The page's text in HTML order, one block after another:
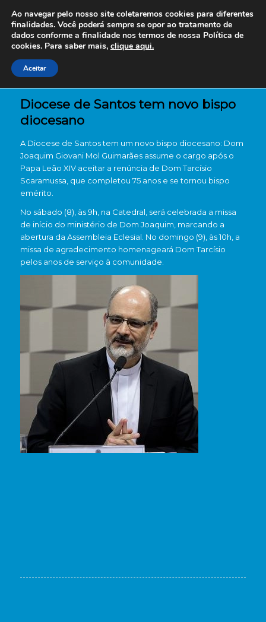
Diocese de Santos tem novo bispo
diocesano
A Diocese de Santos tem um novo bispo diocesano: Dom
Joaquim Giovani Mol Guimarães assume o cargo após o
Papa Leão XIV aceitar a renúncia de Dom Tarcísio
Scaramussa, que completou 75 anos e se tornou bispo
emérito.
No sábado (8), às 9h, na Catedral, será celebrada a missa
de início do ministério de Dom Joaquim, marcando a
abertura da Assembleia Eclesial. No domingo (9), às 10h, a
missa de agradecimento homenageará Dom Tarcísio
pelos anos de serviço à comunidade.
Ao navegar pelo nosso site coletaremos cookies para diferentes
finalidades. Você poderá sempre se opor ao tratamento de
dados conforme a finalidade nos termos de nossa Política de
cookies. Para saber mais, clique aqui.
Aceitar